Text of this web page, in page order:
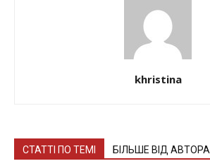
khristina
СТАТТІ ПО ТЕМІ БІЛЬШЕ ВІД АВТОРА